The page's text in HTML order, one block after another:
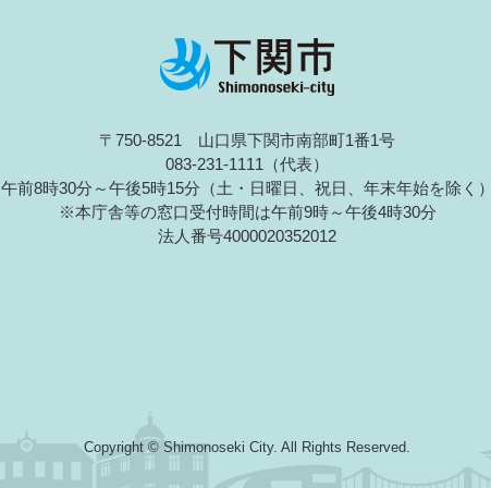
〒750-8521 山口県下関市南部町1番1号
083-231-1111（代表）
午前8時30分～午後5時15分（土・日曜日、祝日、年末年始を除く
※本庁舎等の窓口受付時間は午前9時～午後4時30分
法人番号4000020352012
Copyright © Shimonoseki City. All Rights Reserved.